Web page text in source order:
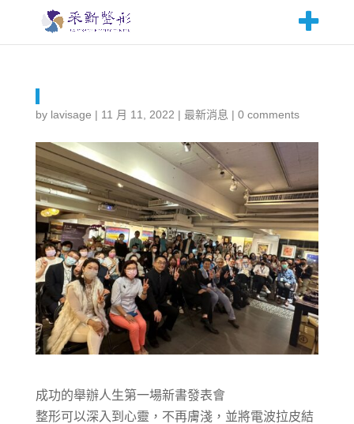
by lavisage | 11 月 11, 2022 | 最新消息 | 0 comments
成功的舉辦人生第一場新書發表會
整形可以深入到心靈，不再膚淺，並將電波拉皮結